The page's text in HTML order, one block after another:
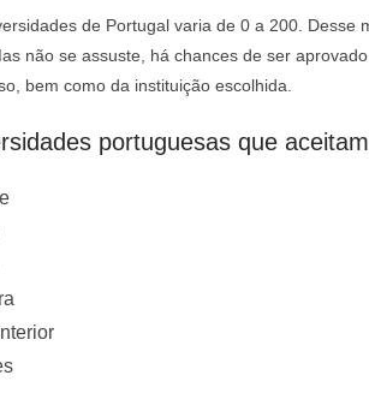
de Portugal varia de 0 a 200. Desse
não se assuste, há chances de ser
bem como da instituição escolhida.
portuguesas que